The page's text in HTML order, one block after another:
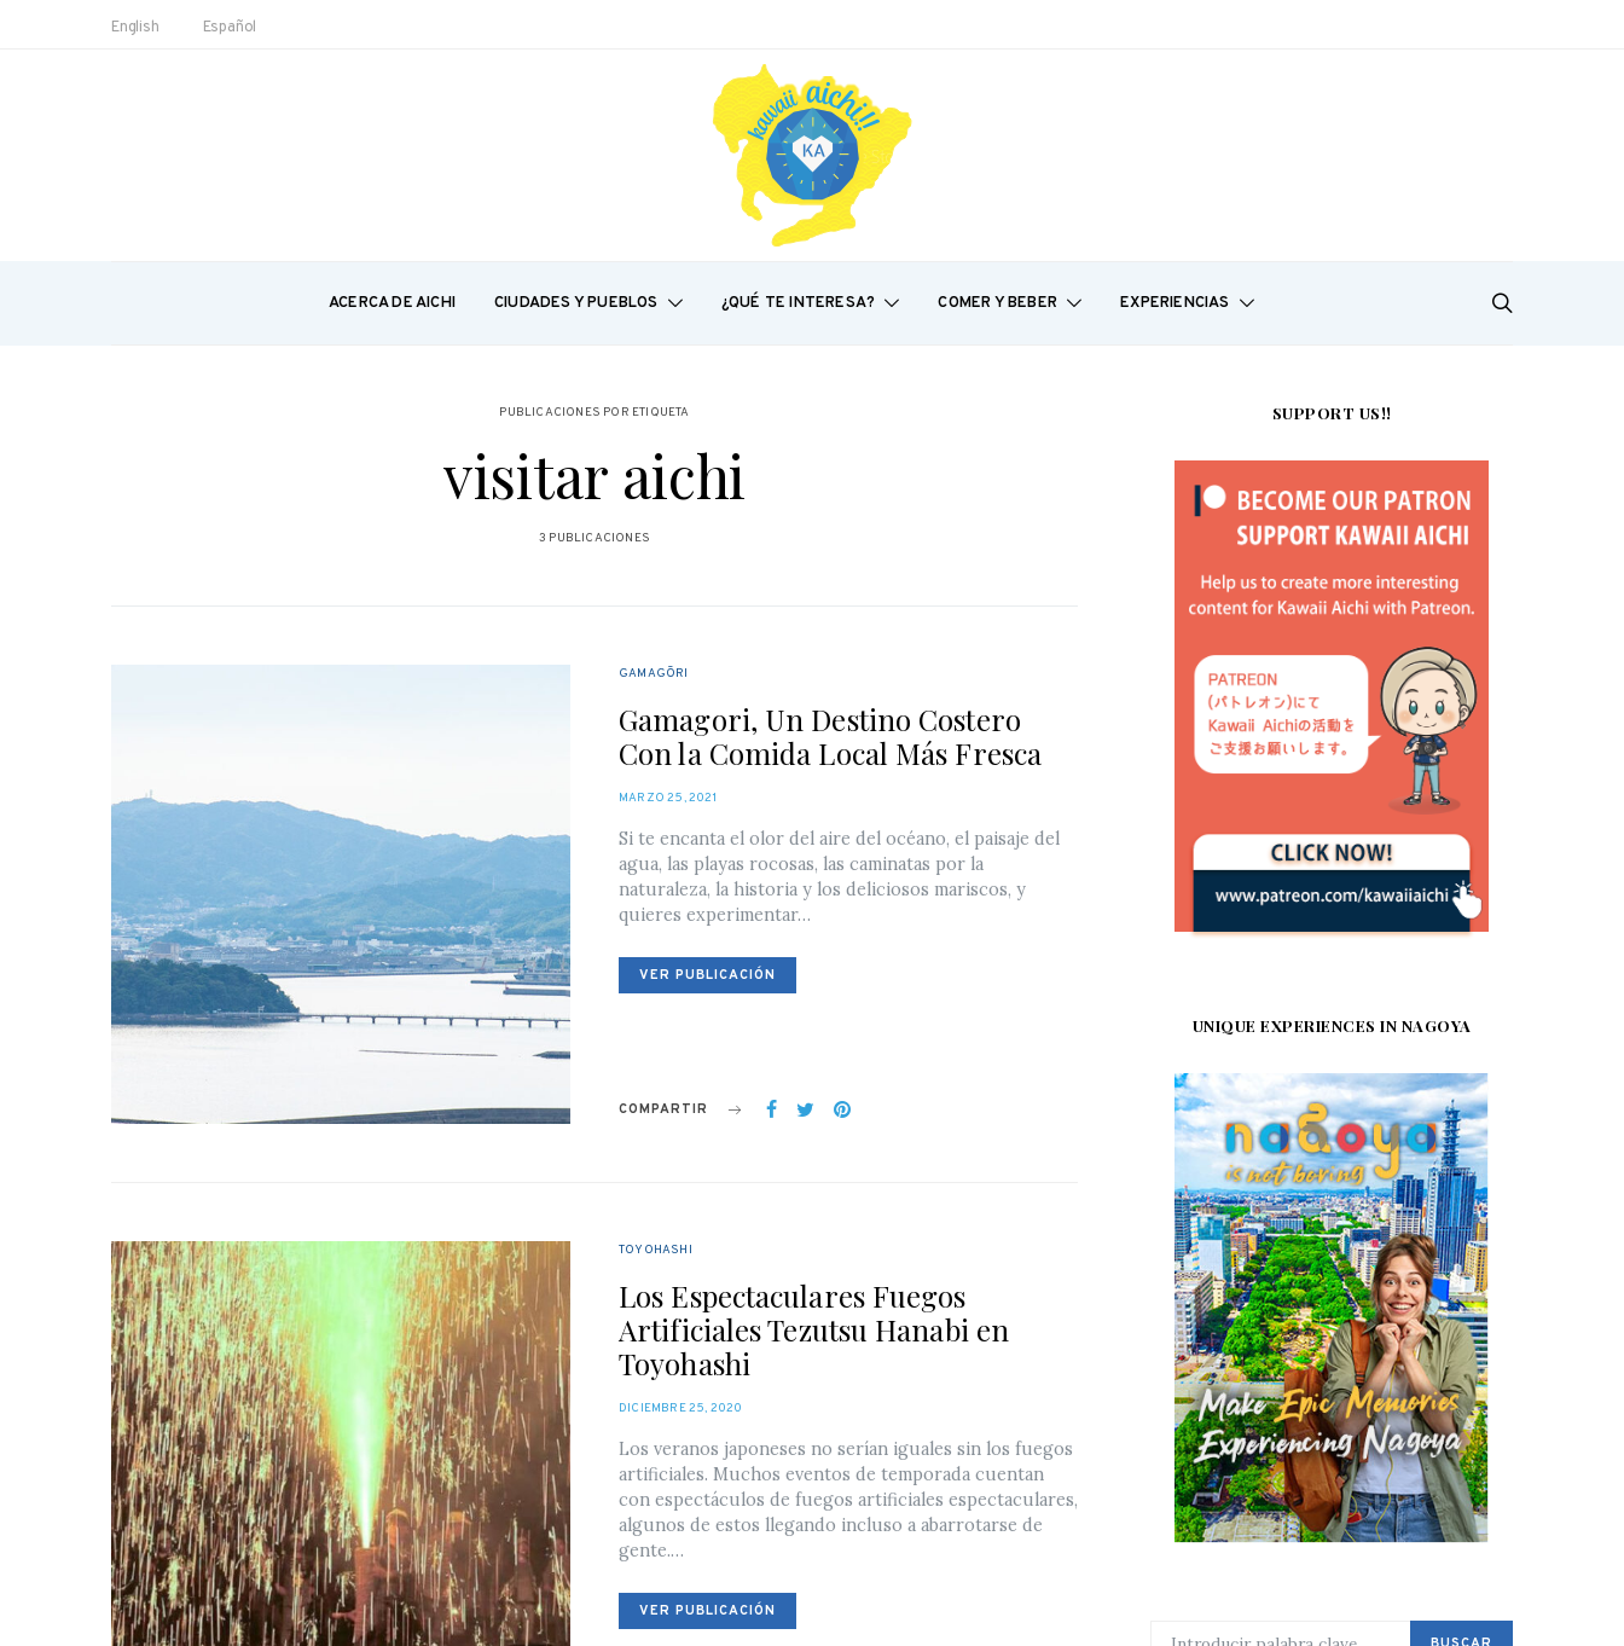
English Español
ACERCA DE AICHI CIUDADES Y PUEBLOS ¿QUÉ TE INTERESA? COMER Y BEBER EXPERIENCIAS
PUBLICACIONES POR ETIQUETA
visitar aichi
3 PUBLICACIONES
GAMAGŌRI
Gamagori, Un Destino Costero
Con la Comida Local Más Fresca
POSTED
MARZO 25, 2021
Si te encanta el olor del aire del océano, el paisaje del
agua, las playas rocosas, las caminatas por la
naturaleza, la historia y los deliciosos mariscos, y
quieres experimentar…
VER PUBLICACIÓN
COMPARTIR
TOYOHASHI
Los Espectaculares Fuegos
Artificiales Tezutsu Hanabi en
Toyohashi
POSTED
DICIEMBRE 25, 2020
Los veranos japoneses no serían iguales sin los fuegos
artificiales. Muchos eventos de temporada cuentan
con espectáculos de fuegos artificiales espectaculares,
algunos de estos llegando incluso a abarrotarse de
gente.…
VER PUBLICACIÓN
SUPPORT US!!
UNIQUE EXPERIENCES IN NAGOYA